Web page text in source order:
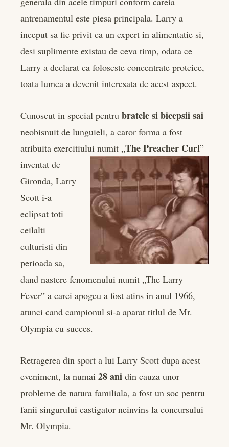
antrenamentul este piesa principala. Larry a
inceput sa fie privit ca un expert in alimentatie si,
desi suplimente existau de ceva timp, odata ce
Larry a declarat ca foloseste concentrate proteice,
toata lumea a devenit interesata de acest aspect.
Cunoscut in special pentru bratele si bicepsii sai
neobisnuit de lunguieli, a caror forma a fost
atribuita exercitiului numit „The Preacher Curl”
inventat de
Gironda, Larry
Scott i-a
eclipsat toti
ceilalti
culturisti din
perioada sa,
dand nastere fenomenului numit „The Larry
Fever” a carei apogeu a fost atins in anul 1966,
atunci cand campionul si-a aparat titlul de Mr.
Olympia cu succes.
Retragerea din sport a lui Larry Scott dupa acest
eveniment, la numai 28 ani din cauza unor
probleme de natura familiala, a fost un soc pentru
fanii singurului castigator neinvins la concursului
Mr. Olympia.